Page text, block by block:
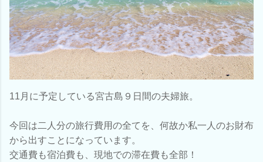
11月に予定している宮古島９日間の夫婦旅。
今回は二人分の旅行費用の全てを、何故か私一人のお財布
から出すことになっています。
交通費も宿泊費も、現地での滞在費も全部！